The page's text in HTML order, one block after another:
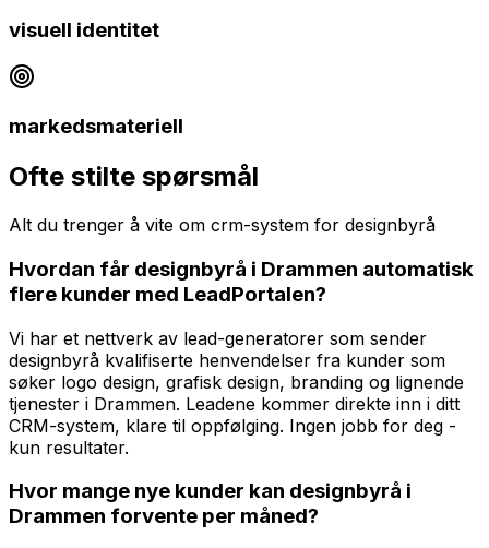
visuell identitet
markedsmateriell
Ofte stilte spørsmål
Alt du trenger å vite om crm-system for designbyrå
Hvordan får designbyrå i Drammen automatisk
flere kunder med LeadPortalen?
Vi har et nettverk av lead-generatorer som sender
designbyrå kvalifiserte henvendelser fra kunder som
søker logo design, grafisk design, branding og lignende
tjenester i Drammen. Leadene kommer direkte inn i ditt
CRM-system, klare til oppfølging. Ingen jobb for deg -
kun resultater.
Hvor mange nye kunder kan designbyrå i
Drammen forvente per måned?